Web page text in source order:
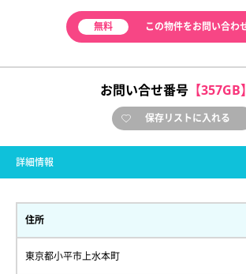
無料 この物件をお問い合わ
お問い合せ番号 【357GB】
保存リストに入れる
詳細情報
住所
東京都小平市上水本町